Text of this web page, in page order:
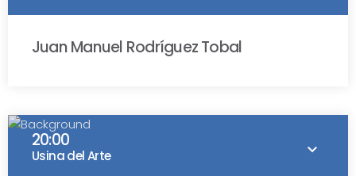
Juan Manuel Rodríguez Tobal
20:00
Usina del Arte keyboard_arrow_down